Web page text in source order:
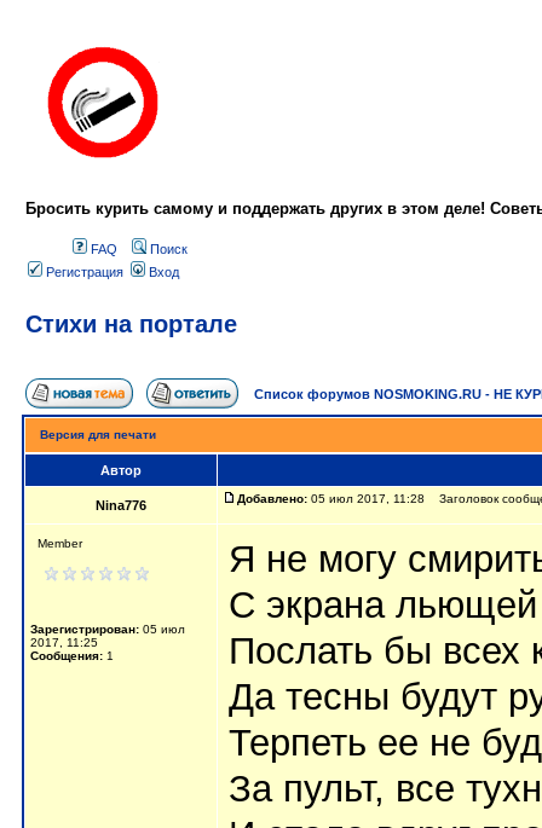
Бросить курить самому и поддержать других в этом деле!
FAQ
Поиск
Регистрация
Вход
Стихи на портале
Список форумов NOSMOKING.RU - НЕ
Версия для печати
Автор
Nina776 Добавлено: 05 июл 2017, 11:28 Заголовок
Member
Зарегистрирован: 05 июл
2017, 11:25
Сообщения: 1
Я не могу
С экрана льющей
Послать бы всех
Да тесны будут
Терпеть ее не
За пульт, все